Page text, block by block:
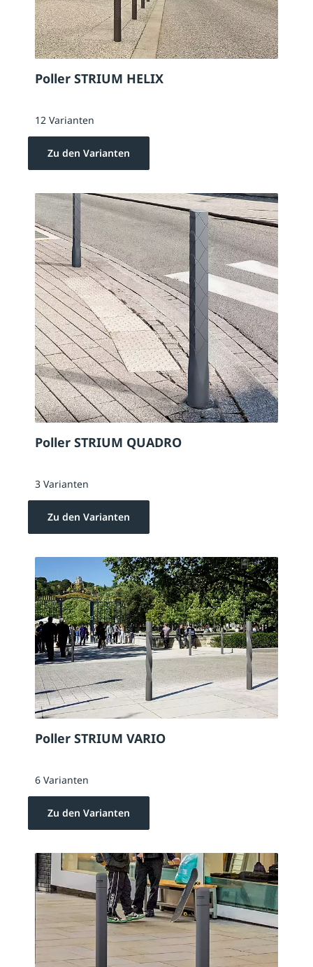
Poller STRIUM HELIX
12 Varianten
Zu den Varianten
Poller STRIUM QUADRO
3 Varianten
Zu den Varianten
Poller STRIUM VARIO
6 Varianten
Zu den Varianten